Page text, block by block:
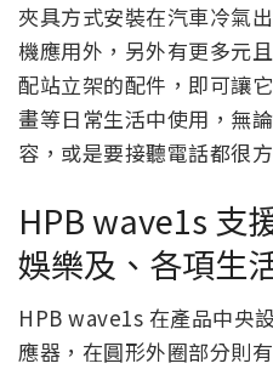
夾具方式安裝在汽車冷氣
機應用外，另外有更多元
配站立架的配件，即可讓
畫等日常生活中使用，無
容，或是要接聽電話都很方
HPB wave1s 支
娛樂及、各項生
HPB wave1s 在產品中央
應器，在圓形外圈部分則